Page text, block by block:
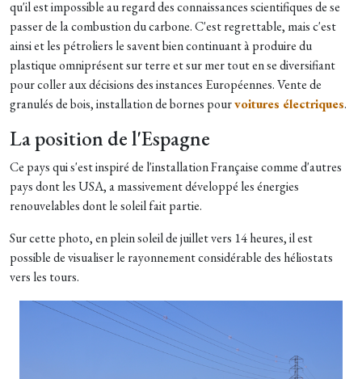
qu'il est impossible au regard des connaissances scientifiques de se
passer de la combustion du carbone. C'est regrettable, mais c'est
ainsi et les pétroliers le savent bien continuant à produire du
plastique omniprésent sur terre et sur mer tout en se diversifiant
pour coller aux décisions des instances Européennes. Vente de
granulés de bois, installation de bornes pourvoitures électriques.
La position de l'Espagne
Ce pays qui s'est inspiré de l'installation Française comme d'autres
pays dont les USA, a massivement développé les énergies
renouvelables dont le soleil fait partie.
Sur cette photo, en plein soleil de juillet vers 14 heures, il est
possible de visualiser le rayonnement considérable des héliostats
vers les tours.